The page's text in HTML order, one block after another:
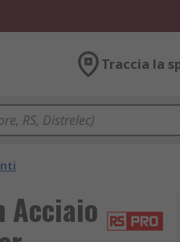
Traccia la
Acciaio